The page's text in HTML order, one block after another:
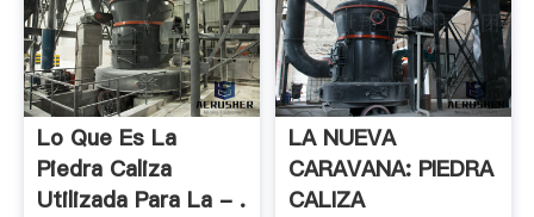
Lo Que Es La
Piedra Caliza
Utilizada Para La - .
LA NUEVA
CARAVANA: PIEDRA
CALIZA